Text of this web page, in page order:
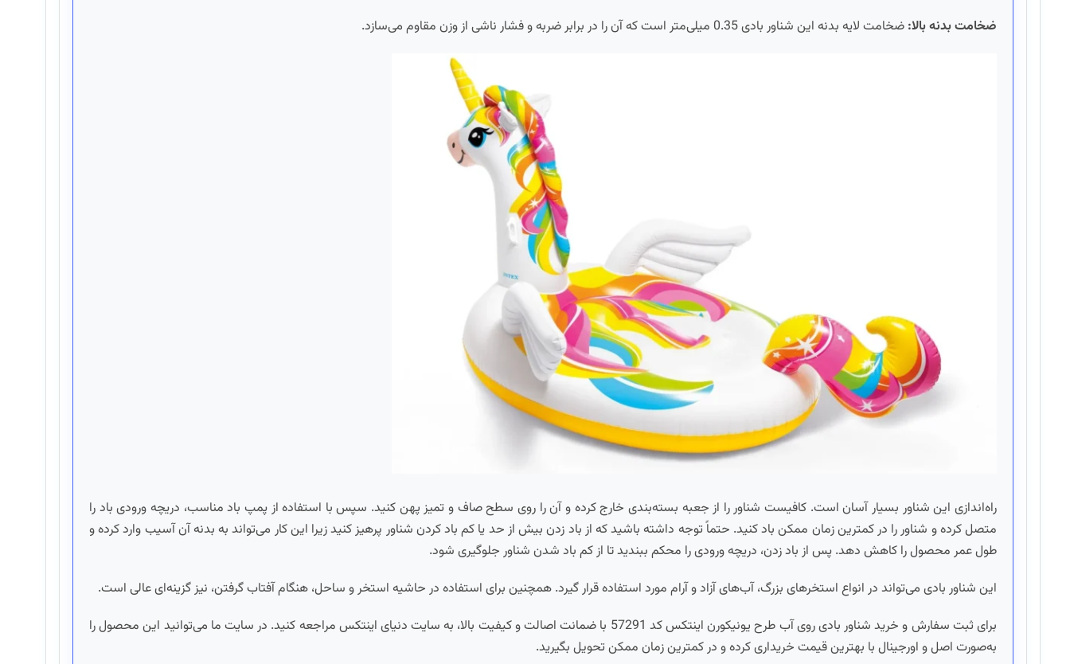
ضخامت بدنه بالا: ضخامت لایه بدنه این شناور بادی 0.35 میلی‌متر است که آن را در برابر ضربه و فشار ناشی از وزن مقاوم می‌سازد.
راه‌اندازی این شناور بسیار آسان است. کافیست شناور را از جعبه بسته‌بندی خارج کرده و آن را روی سطح صاف و تمیز پهن کنید. سپس با استفاده از پمپ باد مناسب، دریچه ورودی باد را
متصل کرده و شناور را در کمترین زمان ممکن باد کنید. حتماً توجه داشته باشید که از باد زدن بیش از حد یا کم باد کردن شناور پرهیز کنید زیرا این کار می‌تواند به بدنه آن آسیب وارد کرده و
طول عمر محصول را کاهش دهد. پس از باد زدن، دریچه ورودی را محکم ببندید تا از کم باد شدن شناور جلوگیری شود.
این شناور بادی می‌تواند در انواع استخرهای بزرگ، آب‌های آزاد و آرام مورد استفاده قرار گیرد. همچنین برای استفاده در حاشیه استخر و ساحل، هنگام آفتاب گرفتن، نیز گزینه‌ای عالی است.
برای ثبت سفارش و خرید شناور بادی روی آب طرح یونیکورن اینتکس کد 57291 با ضمانت اصالت و کیفیت بالا، به سایت دنیای اینتکس مراجعه کنید. در سایت ما می‌توانید این محصول را
به‌صورت اصل و اورجینال با بهترین قیمت خریداری کرده و در کمترین زمان ممکن تحویل بگیرید.